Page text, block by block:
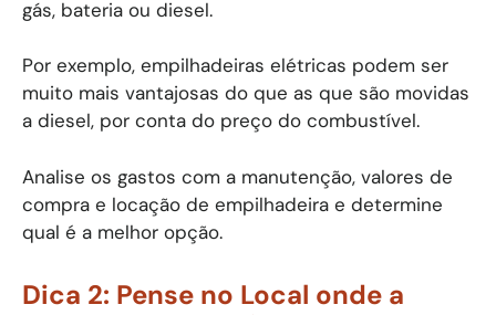
gás, bateria ou diesel.
Por exemplo, empilhadeiras elétricas podem ser
muito mais vantajosas do que as que são movidas
a diesel, por conta do preço do combustível.
Analise os gastos com a manutenção, valores de
compra e locação de empilhadeira e determine
qual é a melhor opção.
Dica 2: Pense no Local onde a